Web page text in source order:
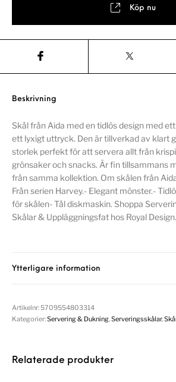
Köp nu
Beskrivning
Skål från Aida med en tidlös design med
ett lyxigt uttryck. Den är tillverkad av klart
storlek perfekt för att servera allt från
grönsaker och snacks. Är fin tillsammans
från samma kollektion. Om skålen från
Från serien Harvey.- Elegant mönster.-
för skålen- Tål diskmaskin. Shoppa
Skålar & Uppläggningsfat hos Royal Design.
Ytterligare information
Artikelnr: 5709554803314
Kategorier:Servering & Dukning ,Serveringsskålar,
Relaterade produkter